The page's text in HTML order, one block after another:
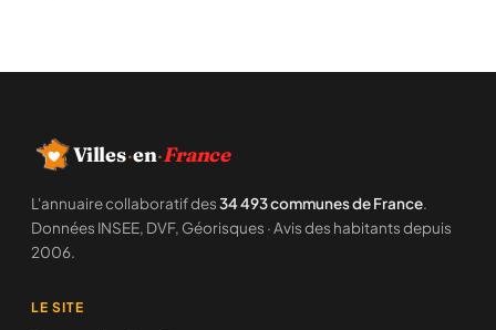
Villes·en·France
L'annuaire collaboratif des34 493 communes de France.
Données INSEE, DVF, Géorisques · Avis des habitants depuis
2006.
LE SITE